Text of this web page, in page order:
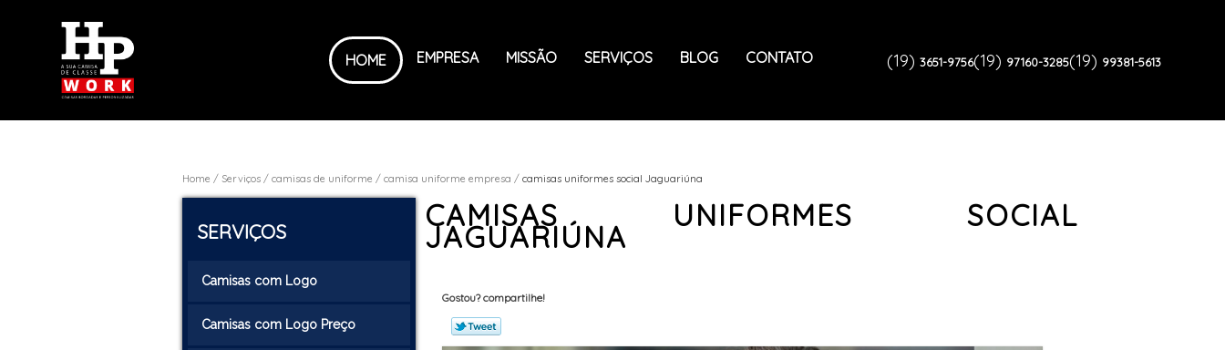
HOME EMPRESA MISSÃO SERVIÇOS BLOG CONTATO (19) 3651-9756(19) 97160-3285(19) 99381-5613
Home Serviços camisas de uniforme camisa uniforme empresa camisas uniformes social Jaguariúna
SERVIÇOS
Camisas com Logo
Camisas com Logo Preço
CAMISAS UNIFORMES SOCIAL
JAGUARIÚNA
Gostou? compartilhe!